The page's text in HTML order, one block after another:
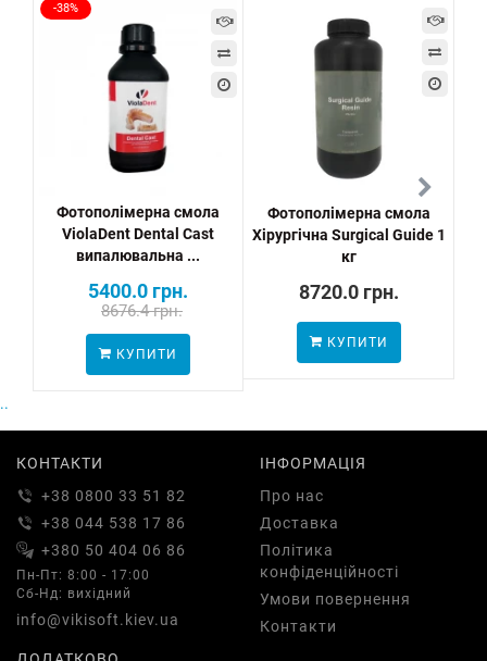
-38%
Фотополімерна смола
ViolaDent Dental Cast
випалювальна ...
5400.0 грн.
8676.4 грн.
КУПИТИ
Фотополімерна смола
Хірургічна Surgical Guide 1
кг
8720.0 грн.
КУПИТИ
..
КОНТАКТИ
+38 0800 33 51 82
+38 044 538 17 86
+380 50 404 06 86
Пн-Пт: 8:00 - 17:00
Сб-Нд: вихідний
info@vikisoft.kiev.ua
ІНФОРМАЦІЯ
Про нас
Доставка
Політика
конфіденційності
Умови повернення
Контакти